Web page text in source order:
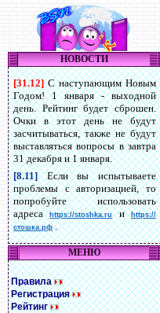
НОВОСТИ
[31.12]С наступающим Новым
Годом! 1 января - выходной
день. Рейтинг будет сброшен.
Очки в этот день не будут
засчитываться, также не будут
выставляться вопросы в завтра
31 декабря и 1 января.
[8.11]Если вы испытываете
проблемы с авторизацией, то
попробуйте использовать
адресаhttps://stoshka.ruиhttps://
стошка.рф.
МЕНЮ
Правила
Регистрация
Рейтинг